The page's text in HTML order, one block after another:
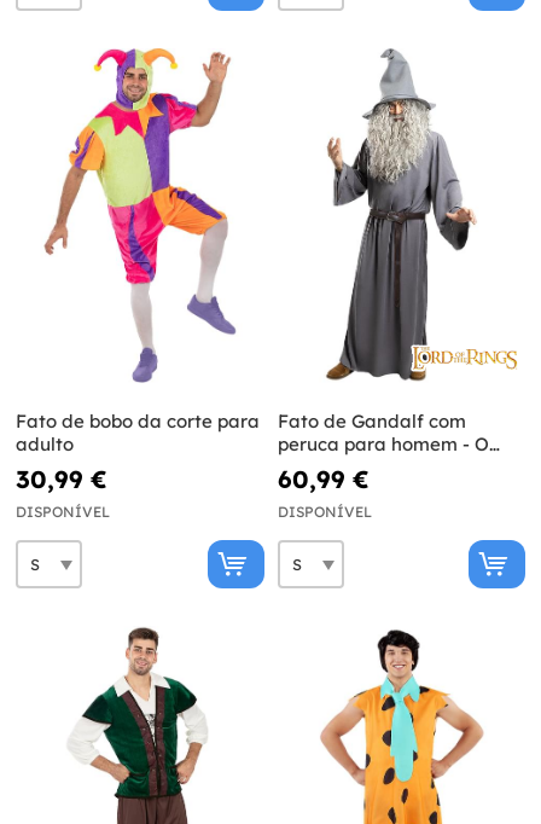
Fato de bobo da corte para
adulto
30,99 €
DISPONÍVEL
Fato de Gandalf com
peruca para homem - O
Senhor dos Anéis
60,99 €
DISPONÍVEL